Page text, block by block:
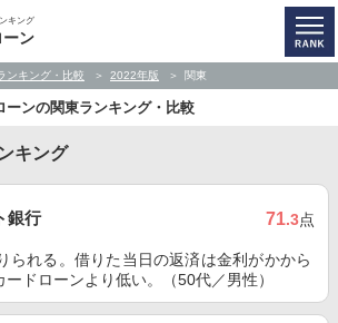
キング
ーン
ンキング・比較 2022年版 関東
ーンの関東ランキング・比較
キング
銀行 71.3点
られる。借りた当日の返済は金利がかから
ドローンより低い。（50代／男性）